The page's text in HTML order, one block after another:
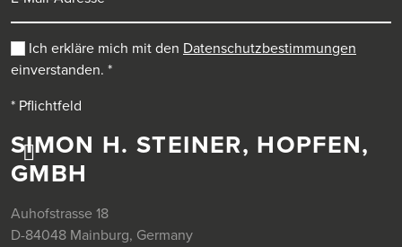
SIMON H. STEINER, HOPFEN,
GMBH
Auhofstrasse 18
D-84048 Mainburg, Germany
Ich erkläre mich mit den Datenschutzbestimmungen
einverstanden. *
* Pflichtfeld